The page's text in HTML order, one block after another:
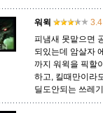
퀸 크산테 클레
타나 트린다미어 트위스
워윅
3.4
피냄새 못맡으면
되있는데 암살자
까지 워윅을 픽할
하고, 킬때만이라
딜도안되는 쓰레